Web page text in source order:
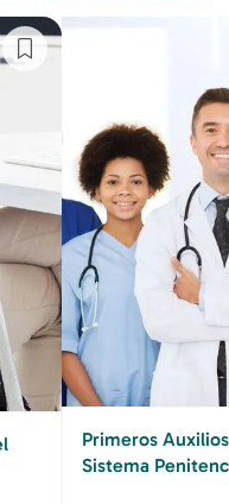
Primeros
Sistema